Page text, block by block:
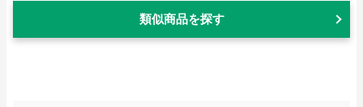
類似商品を探す